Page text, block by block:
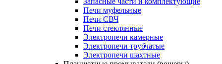
Печи муфельные
Печи СВЧ
Печи стеклянные
Электропечи камерные
Электропечи трубчатые
Электропечи шахтные